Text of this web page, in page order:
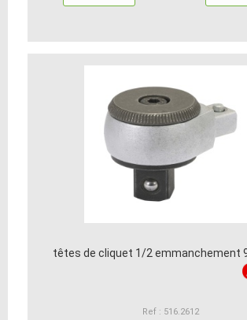
têtes de cliquet 1/2 emmanchement
Ref : 516.2612